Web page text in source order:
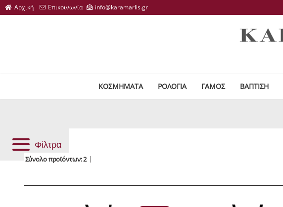
ΚΟΣΜΗΜΑΤΑ ΡΟΛΟΓΙΑ ΓΑΜΟΣ ΒΑΠΤΙΣΗ
Φίλτρα
Σύνολο προϊόντων: 2